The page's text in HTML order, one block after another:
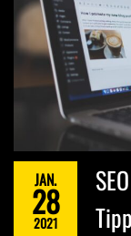
JAN.
28
2021